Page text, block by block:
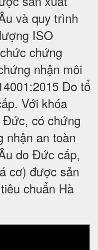
và quy trình
ISO
chứng
nhận môi
Do tổ
Với khóa
có chứng
nhận an toàn
do Đức cấp,
cơ) được sản
chuẩn Hà